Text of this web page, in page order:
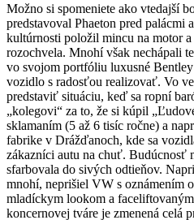
Možno si spomeniete ako vtedajší
predstavoval Phaeton pred palácmi
kultúrnosti položil mincu na motor a
rozochvela. Mnohí však nechápali
vo svojom portfóliu luxusné
vozidlo s radosťou realizovať. Vo
predstaviť situáciu, keď sa ropní
„kolegovi“ za to, že si kúpil
sklamaním (5 až 6 tisíc ročne) a
fabrike v Drážďanoch, kde sa
zákazníci autu na chuť. Budúcnosť
sfarbovala do sivých odtieňov.
mnohí, neprišiel VW s oznámením
mladíckym lookom a
koncernovej tváre je zmenená celá